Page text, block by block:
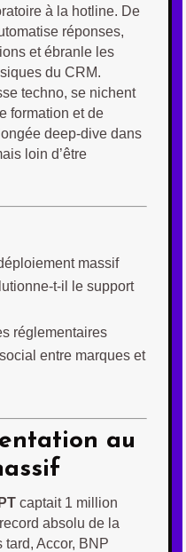
à la hotline. De
réponses,
et ébranle les
du CRM.
techno, se nichent
formation et de
deep-dive dans
loin d’être
massif
t-il le support
réglementaires
entre marques et
au
captait 1 million
absolu de la
Accor, BNP